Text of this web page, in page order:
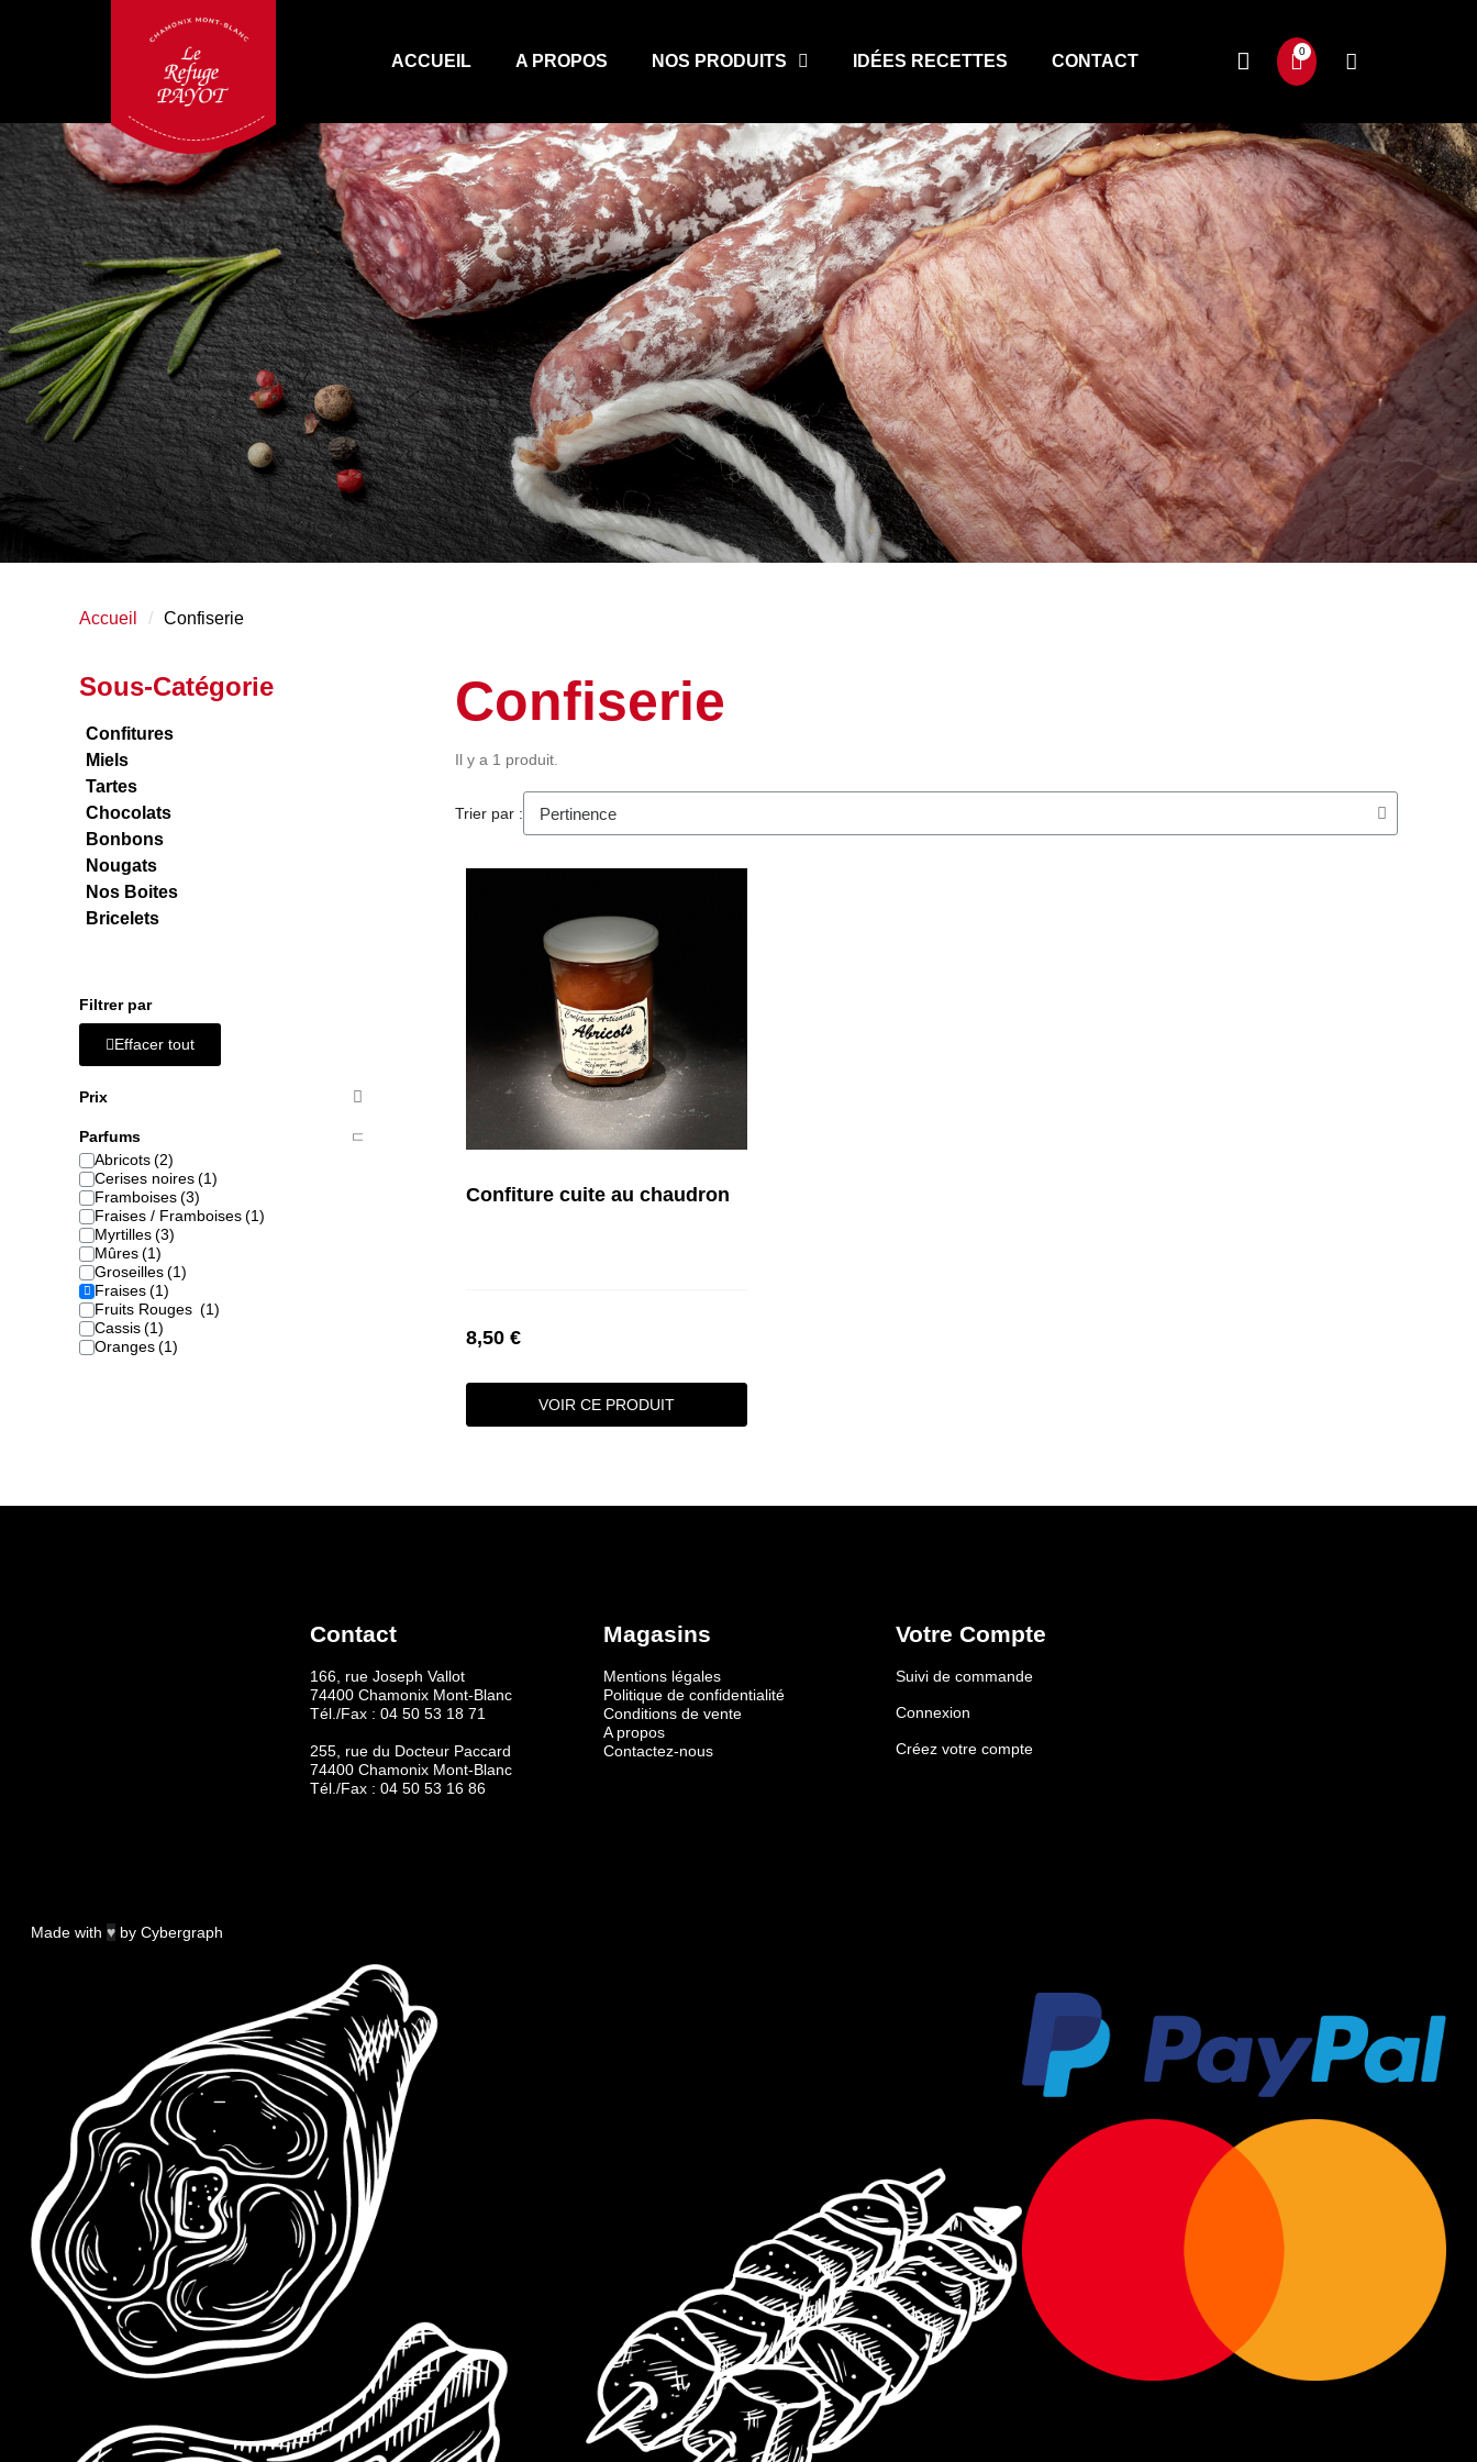
ACCUEIL A PROPOS NOS PRODUITS IDÉES RECETTES CONTACT
Accueil Confiserie
Sous-Catégorie
Confitures
Miels
Tartes
Chocolats
Bonbons
Nougats
Nos Boites
Bricelets
Filtrer par
Effacer tout
Prix
Parfums
Abricots
Cerises noires
Framboises
Fraises / Framboises
Myrtilles
Mûres
Groseilles
Fraises
Fruits Rouges
Cassis
Oranges
Confiserie
Il y a 1 produit.
Trier par :
Confiture cuite au chaudron
8,50 €
VOIR CE PRODUIT
Contact
166, rue Joseph Vallot
74400 Chamonix Mont-Blanc
Tél./Fax : 04 50 53 18 71
255, rue du Docteur Paccard
74400 Chamonix Mont-Blanc
Tél./Fax : 04 50 53 16 86
Magasins
Mentions légales
Politique de confidentialité
Conditions de vente
A propos
Contactez-nous
Votre Compte
Suivi de commande
Connexion
Créez votre compte
Made with ♥ by Cybergraph